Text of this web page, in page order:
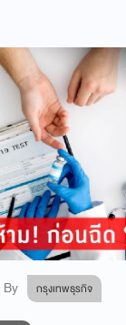
By กรุงเทพธุรกิจ